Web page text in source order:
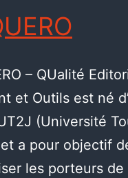
– QUalité
et Outils est né
(Université
a pour objectif
les porteurs de